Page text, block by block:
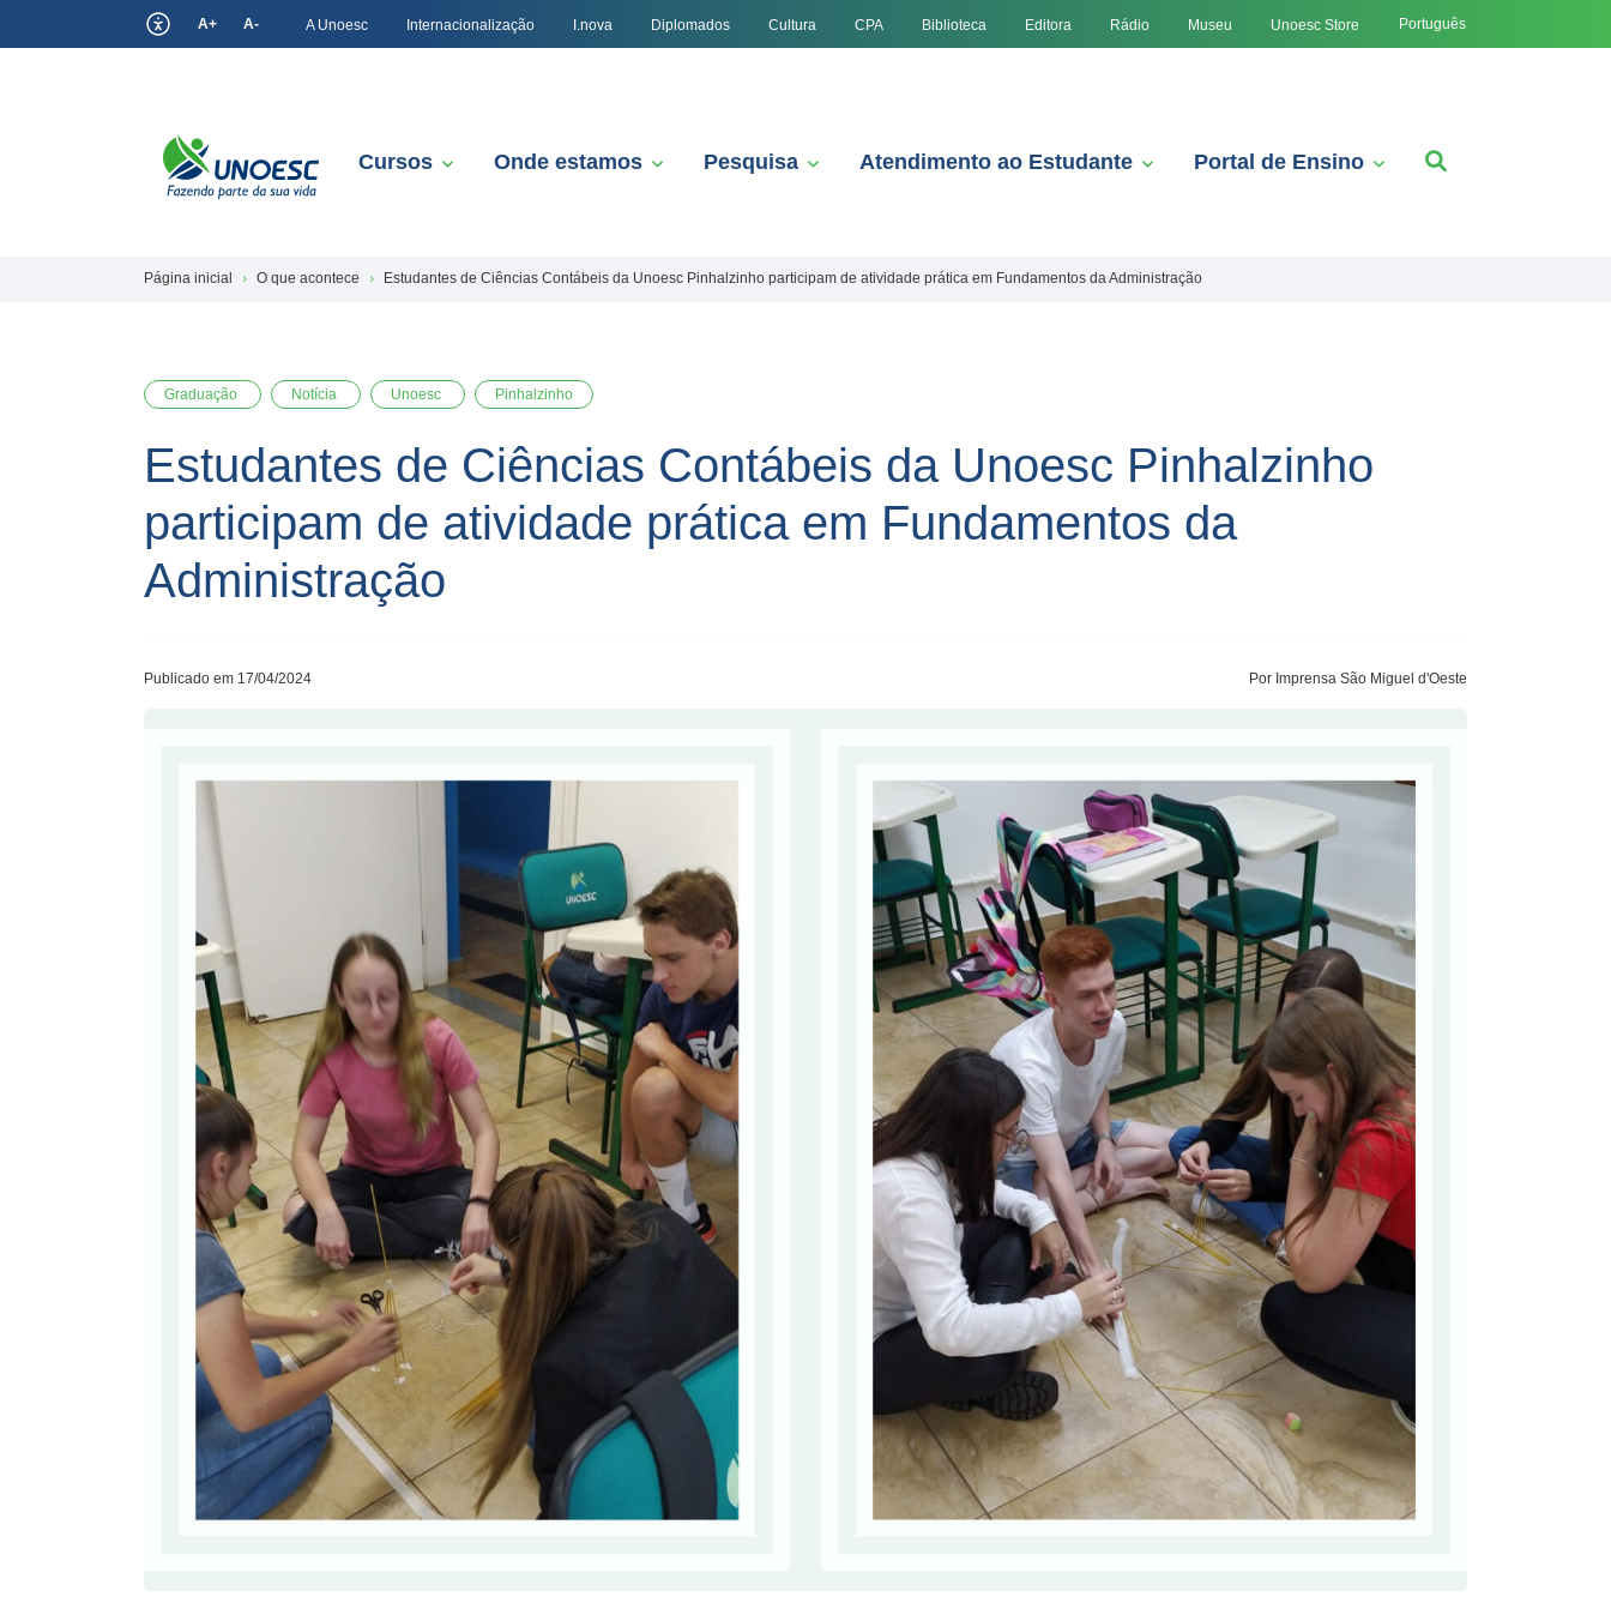
A+ A- A Unoesc Internacionalização I.nova Diplomados Cultura CPA Biblioteca Editora Rádio Museu Unoesc Store Português
Cursos Onde estamos Pesquisa Atendimento ao Estudante Portal de Ensino
Página inicial O que acontece Estudantes de Ciências Contábeis da Unoesc Pinhalzinho participam de atividade prática em Fundamentos da Administração
Graduação Notícia Unoesc Pinhalzinho
Estudantes de Ciências Contábeis da Unoesc Pinhalzinho
participam de atividade prática em Fundamentos da
Administração
Publicado em 17/04/2024 Por Imprensa São Miguel d'Oeste